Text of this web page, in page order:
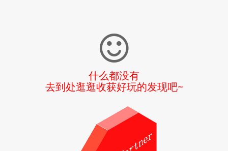
什么都没有
去到处逛逛收获好玩的发现吧~